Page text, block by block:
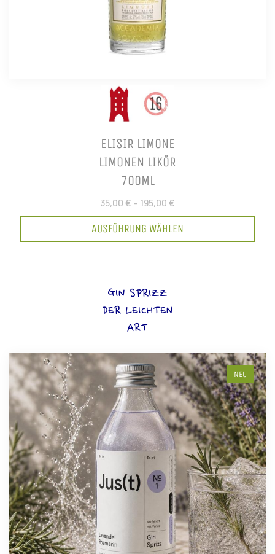
ELISIR LIMONE
LIMONEN LIKÖR
700ML
35,00 € – 195,00 €
AUSFÜHRUNG WÄHLEN
GIN SPRIZZ
DER LEICHTEN
ART
NEU